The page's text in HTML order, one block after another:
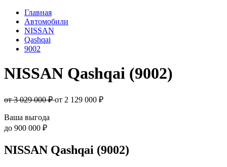
Главная
Автомобили
NISSAN
Qashqai
9002
NISSAN Qashqai (9002)
от 3 029 000 ₽от 2 129 000 ₽
Ваша выгода
до 900 000 ₽
NISSAN Qashqai (9002)